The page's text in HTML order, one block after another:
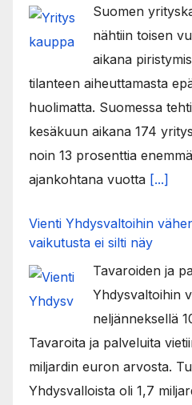
Suomen
nähtiin toisen
aikana
tilanteen aiheuttamasta
huolimatta. Suomessa
kesäkuun aikana 174
noin 13 prosenttia
ajankohtana vuotta [...]
Vienti Yhdysvaltoihin
vaikutusta ei silti näy
Tavaroiden ja
Yhdysvaltoihin
neljänneksellä
Tavaroita ja palveluita
miljardin euron arvosta.
Yhdysvalloista oli 1,7